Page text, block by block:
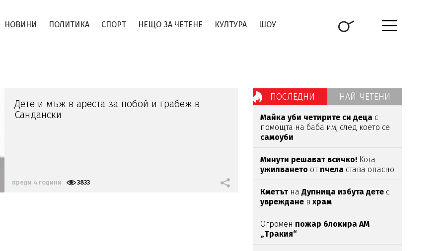
НОВИНИ ПОЛИТИКА СПОРТ НЕЩО ЗА ЧЕТЕНЕ КУЛТУРА ШОУ
Дете и мъж в ареста за побой и грабеж в
Сандански
преди 4 години 3833
ПОСЛЕДНИ НАЙ-ЧЕТЕНИ
Майка уби четирите си деца с
помощта на баба им, след което се
самоуби
Минути решават всичко! Кога
ужилването от пчела става опасно
Кметът на Дупница избута дете с
увреждане в храм
Огромен пожар блокира АМ
„Тракия“